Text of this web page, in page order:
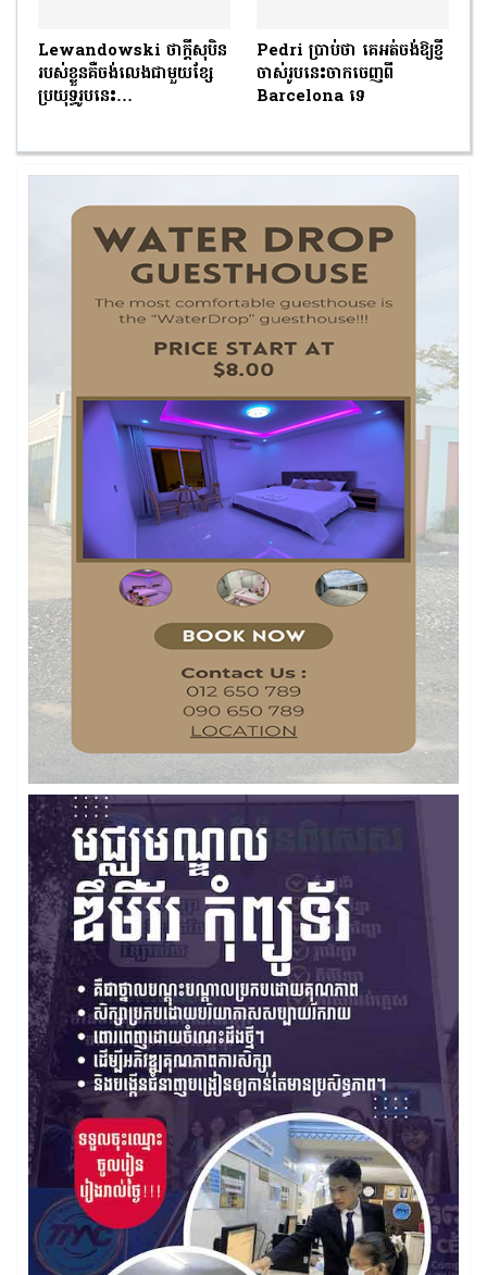
Lewandowski ថាក្តីសុបិន
របស់ខ្លួនគឺចង់លេងជាមួយខ្សែ
ប្រយុទ្ធរូបនេះ…
Pedri ប្រាប់ថា គេអត់ចង់ឱ្យខ្ញី
ចាស់រូបនេះចាកចេញពី
Barcelona ទេ